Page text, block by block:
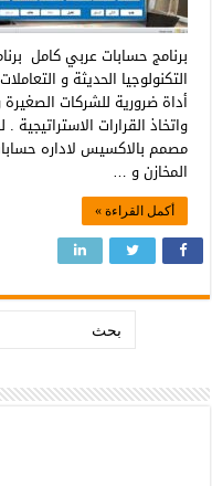
برنامج حسابات عربي كامل
التكنولوجيا الحديثة و
أداة ضرورية للشركات
واتخاذ القرارات
مصمم بالاكسيس لاداره
المخازن و …
أكمل القراءة »
بحث: